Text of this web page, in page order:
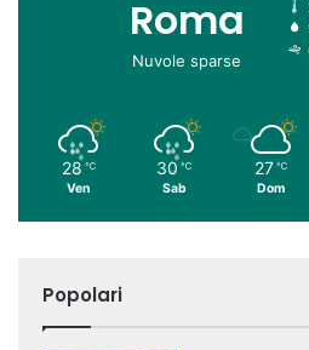
Roma
Nuvole sparse
28 ℃
Ven
30 ℃
Sab
27 ℃
Dom
Popolari